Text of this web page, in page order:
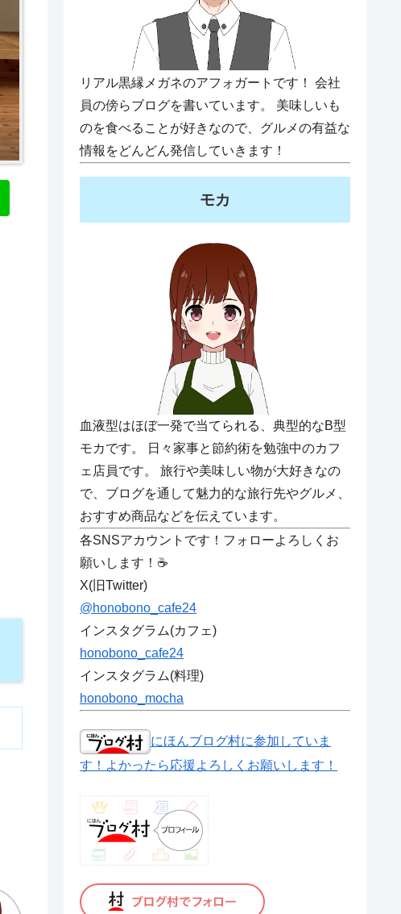
リアル黒縁メガネのアフォガートです！ 会社
員の傍らブログを書いています。 美味しいも
のを食べることが好きなので、グルメの有益な
情報をどんどん発信していきます！
モカ
血液型はほぼ一発で当てられる、典型的なB型
モカです。 日々家事と節約術を勉強中のカフ
ェ店員です。 旅行や美味しい物が大好きなの
で、ブログを通して魅力的な旅行先やグルメ、
おすすめ商品などを伝えています。
各SNSアカウントです！フォローよろしくお
願いします！☕
X(旧Twitter)
@honobono_cafe24
インスタグラム(カフェ)
honobono_cafe24
インスタグラム(料理)
honobono_mocha
にほんブログ村に参加していま
す！よかったら応援よろしくお願いします！